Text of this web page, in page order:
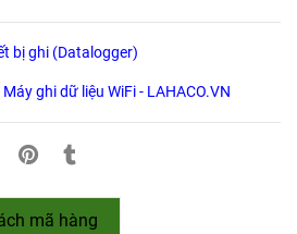
bị ghi (Datalogger)
ghi dữ liệu WiFi - LAHACO.VN
mã hàng